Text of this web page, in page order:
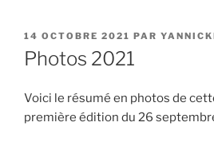
PUBLIÉ
LE
14 OCTOBRE 2021 PAR
Photos 2021
Voici le résumé en photos de
première édition du 26